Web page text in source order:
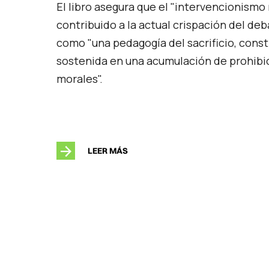
El libro asegura que el
contribuido a la actual crispación del
como "una pedagogía del sacrificio,
sostenida en una acumulación de
morales".
LEER MÁS